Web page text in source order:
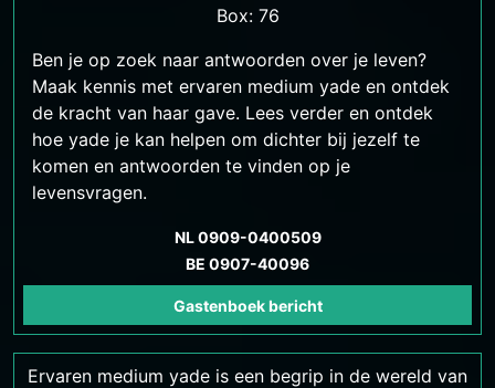
Box: 76
Ben je op zoek naar antwoorden over je leven?
Maak kennis met ervaren medium yade en ontdek
de kracht van haar gave. Lees verder en ontdek
hoe yade je kan helpen om dichter bij jezelf te
komen en antwoorden te vinden op je
levensvragen.
NL 0909-0400509
BE 0907-40096
Gastenboek bericht
Ervaren medium yade is een begrip in de wereld van